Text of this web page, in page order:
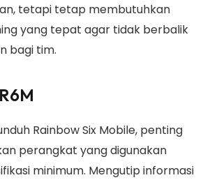
tetapi tetap membutuhkan
yang tepat agar tidak berbalik
bagi tim.
Rainbow Six Mobile, penting
perangkat yang digunakan
minimum. Mengutip informasi